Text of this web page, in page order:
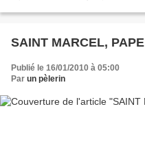
SAINT MARCEL,
Publié le 16/01/2010 à 05:00
Par un pèlerin